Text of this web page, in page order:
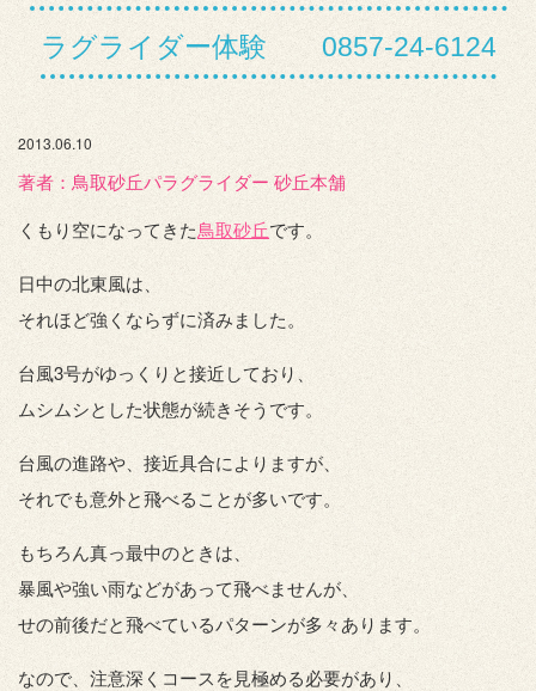
ラグライダー体験 0857-24-6124
2013.06.10
著者：️鳥取砂丘パラグライダー 砂丘本舗
くもり空になってきた鳥取砂丘です。
日中の北東風は、
それほど強くならずに済みました。
台風3号がゆっくりと接近しており、
ムシムシとした状態が続きそうです。
台風の進路や、接近具合によりますが、
それでも意外と飛べることが多いです。
もちろん真っ最中のときは、
暴風や強い雨などがあって飛べませんが、
せの前後だと飛べているパターンが多々あります。
なので、注意深くコースを見極める必要があり、